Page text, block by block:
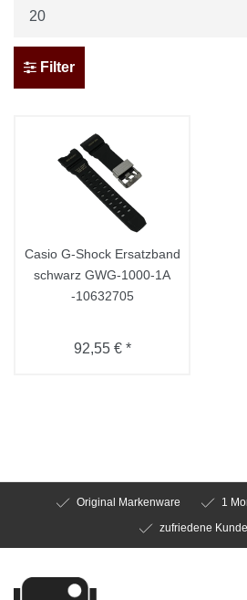
Filter
Casio G-Shock Ersatzband
schwarz GWG-1000-1A
-10632705
92,55 € *
Original Markenware
1
zufriedene